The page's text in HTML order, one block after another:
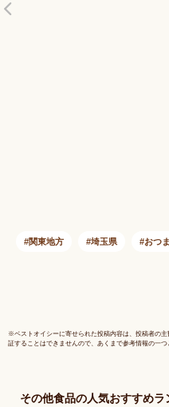
関東地方 埼玉県 おつ
※ベストオイシーに寄せられた投稿内容は、投稿者の
証することはできませんので、あくまで参考情報の一つ
その他食品の人気おすすめラ